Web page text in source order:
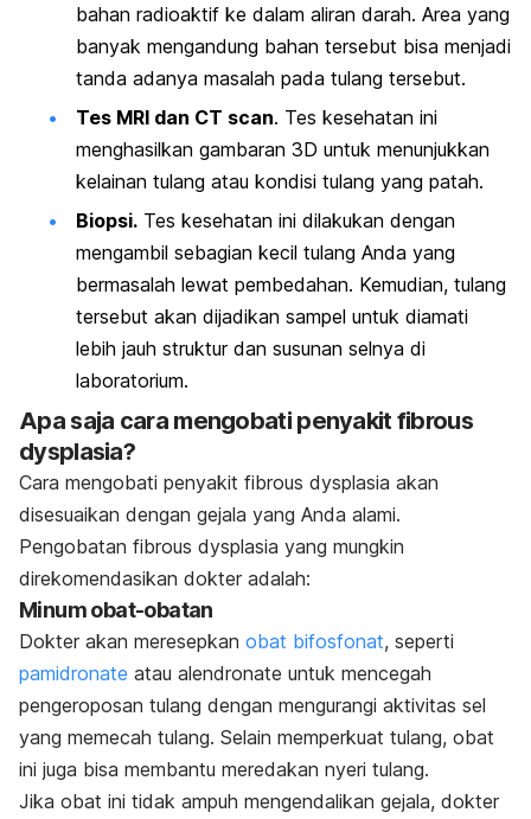
bahan radioaktif ke dalam aliran darah. Area yang
banyak mengandung bahan tersebut bisa menjadi
tanda adanya masalah pada tulang tersebut.
Tes MRI dan CT scan. Tes kesehatan ini
menghasilkan gambaran 3D untuk menunjukkan
kelainan tulang atau kondisi tulang yang patah.
Biopsi. Tes kesehatan ini dilakukan dengan
mengambil sebagian kecil tulang Anda yang
bermasalah lewat pembedahan. Kemudian, tulang
tersebut akan dijadikan sampel untuk diamati
lebih jauh struktur dan susunan selnya di
laboratorium.
Apa saja cara mengobati penyakit fibrous
dysplasia?
Cara mengobati penyakit fibrous dysplasia akan
disesuaikan dengan gejala yang Anda alami.
Pengobatan fibrous dysplasia yang mungkin
direkomendasikan dokter adalah:
Minum obat-obatan
Dokter akan meresepkan obat bifosfonat, seperti
pamidronate atau alendronate untuk mencegah
pengeroposan tulang dengan mengurangi aktivitas sel
yang memecah tulang. Selain memperkuat tulang, obat
ini juga bisa membantu meredakan nyeri tulang.
Jika obat ini tidak ampuh mengendalikan gejala, dokter